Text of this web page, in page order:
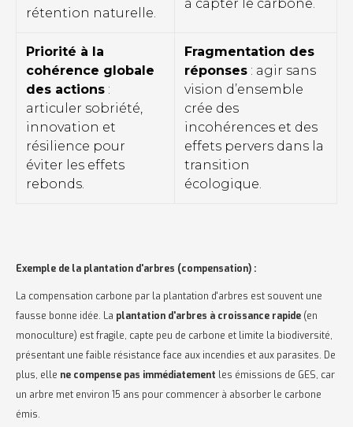
rétention naturelle.
à capter le carbone.
Priorité à la
cohérence globale
des actions :
articuler sobriété,
innovation et
résilience pour
éviter les effets
rebonds.
Fragmentation des
réponses : agir sans
vision d’ensemble
crée des
incohérences et des
effets pervers dans la
transition
écologique.
Exemple de la plantation d'arbres (compensation) :
La compensation carbone par la plantation d'arbres est souvent une
fausse bonne idée. La plantation d'arbres à croissance rapide (en
monoculture) est fragile, capte peu de carbone et limite la biodiversité,
présentant une faible résistance face aux incendies et aux parasites. De
plus, elle ne compense pas immédiatement les émissions de GES, car
un arbre met environ 15 ans pour commencer à absorber le carbone
émis.